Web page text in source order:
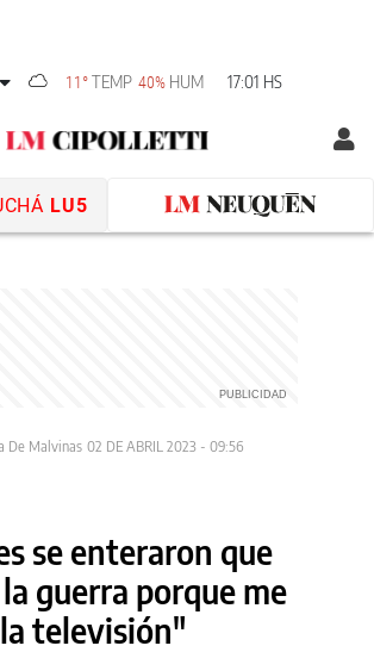
11°TEMP 40% HUM 17:01 HS
LU5
De Malvinas 02 DE ABRIL 2023 - 09:56
se enteraron que
guerra porque me
televisión"